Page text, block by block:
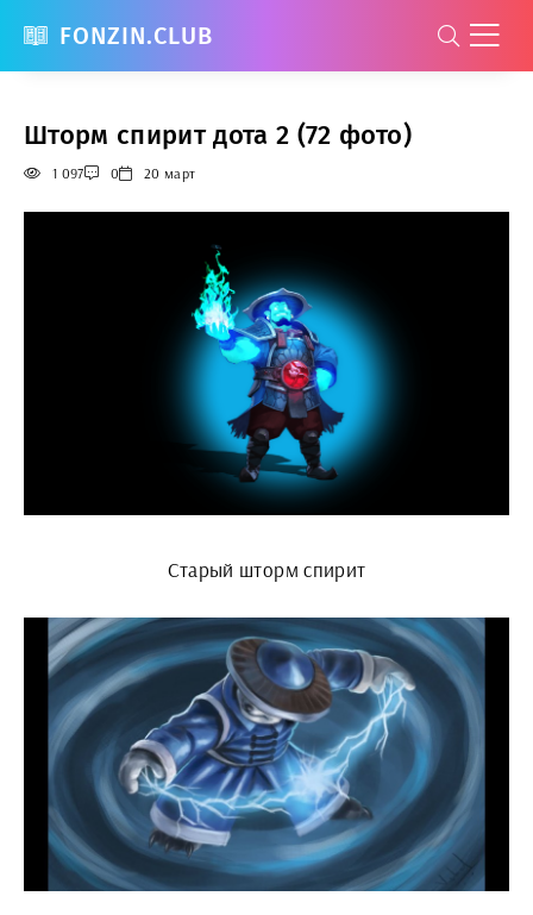
FONZIN.CLUB
Шторм спирит дота 2 (72 фото)
1 097 0 20 март
Старый шторм спирит